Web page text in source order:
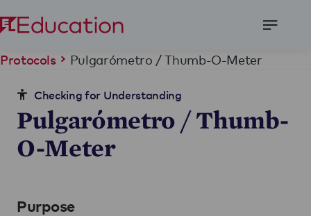
Protocols Pulgarómetro / Thumb-O-Meter
Checking for Understanding
Pulgarómetro / Thumb-
O-Meter
Purpose